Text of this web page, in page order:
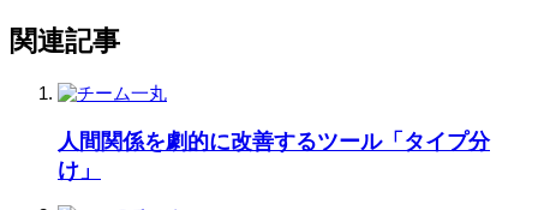
関連記事
人間関係を劇的に改善するツール「タイプ分
け」